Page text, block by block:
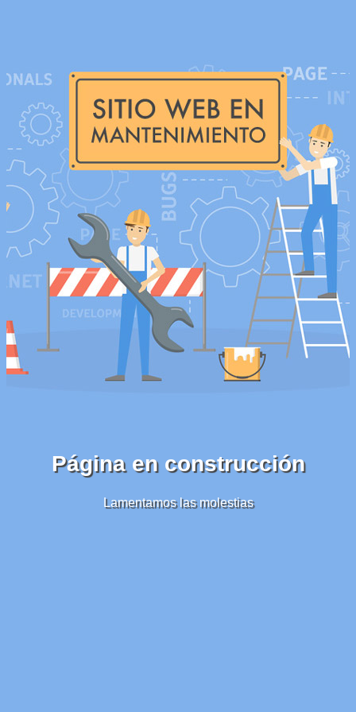
Página en construcción
Lamentamos las molestias